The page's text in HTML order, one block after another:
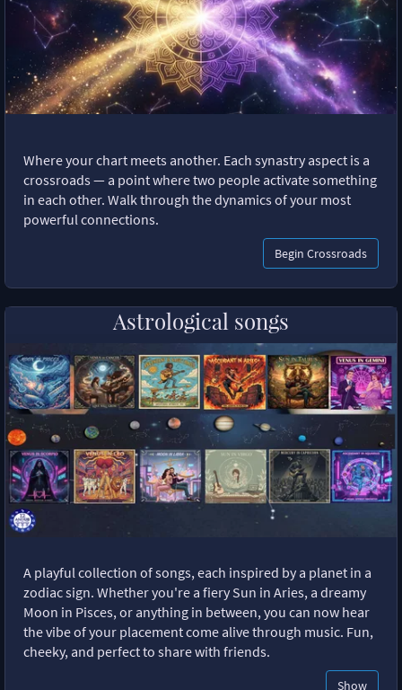
Where your chart meets another. Each synastry aspect is a
crossroads — a point where two people activate something
in each other. Walk through the dynamics of your most
powerful connections.
Begin Crossroads
Astrological songs
A playful collection of songs, each inspired by a planet in a
zodiac sign. Whether you're a fiery Sun in Aries, a dreamy
Moon in Pisces, or anything in between, you can now hear
the vibe of your placement come alive through music. Fun,
cheeky, and perfect to share with friends.
Show